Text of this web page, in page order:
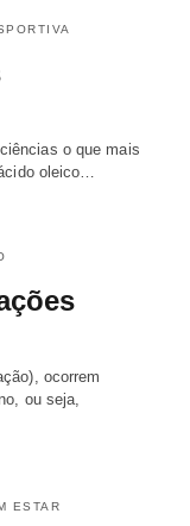
o que mais
oleico…
ocorrem
ou seja,
ESTAR